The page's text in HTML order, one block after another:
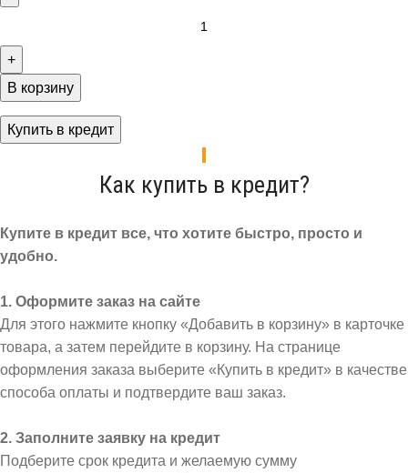
В корзину
Купить в кредит
Как купить в кредит?
Купите в кредит все, что хотите быстро, просто и
удобно.
1. Оформите заказ на сайте
Для этого нажмите кнопку «Добавить в корзину» в карточке
товара, а затем перейдите в корзину. На странице
оформления заказа выберите «Купить в кредит» в качестве
способа оплаты и подтвердите ваш заказ.
2. Заполните заявку на кредит
Подберите срок кредита и желаемую сумму